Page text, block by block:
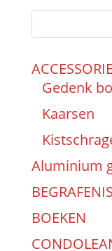
Gedenk
Kaarsen
Aluminium
BEGRAFENIS
BOEKEN